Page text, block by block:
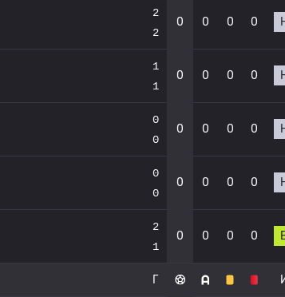
2
2
0 0 0 0
1
1
0 0 0 0
0
0
0 0 0 0
0
0
0 0 0 0
2
1
0 0 0 0
Г